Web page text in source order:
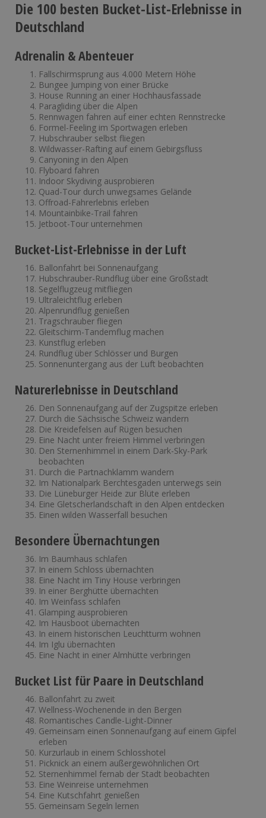
Die 100 besten Bucket-List-Erlebnisse in
Deutschland
Adrenalin & Abenteuer
Fallschirmsprung aus 4.000 Metern Höhe
Bungee Jumping von einer Brücke
House Running an einer Hochhausfassade
Paragliding über die Alpen
Rennwagen fahren auf einer echten Rennstrecke
Formel-Feeling im Sportwagen erleben
Hubschrauber selbst fliegen
Wildwasser-Rafting auf einem Gebirgsfluss
Canyoning in den Alpen
Flyboard fahren
Indoor Skydiving ausprobieren
Quad-Tour durch unwegsames Gelände
Offroad-Fahrerlebnis erleben
Mountainbike-Trail fahren
Jetboot-Tour unternehmen
Bucket-List-Erlebnisse in der Luft
Ballonfahrt bei Sonnenaufgang
Hubschrauber-Rundflug über eine Großstadt
Segelflugzeug mitfliegen
Ultraleichtflug erleben
Alpenrundflug genießen
Tragschrauber fliegen
Gleitschirm-Tandemflug machen
Kunstflug erleben
Rundflug über Schlösser und Burgen
Sonnenuntergang aus der Luft beobachten
Naturerlebnisse in Deutschland
Den Sonnenaufgang auf der Zugspitze erleben
Durch die Sächsische Schweiz wandern
Die Kreidefelsen auf Rügen besuchen
Eine Nacht unter freiem Himmel verbringen
Den Sternenhimmel in einem Dark-Sky-Park
beobachten
Durch die Partnachklamm wandern
Im Nationalpark Berchtesgaden unterwegs sein
Die Lüneburger Heide zur Blüte erleben
Eine Gletscherlandschaft in den Alpen entdecken
Einen wilden Wasserfall besuchen
Besondere Übernachtungen
Im Baumhaus schlafen
In einem Schloss übernachten
Eine Nacht im Tiny House verbringen
In einer Berghütte übernachten
Im Weinfass schlafen
Glamping ausprobieren
Im Hausboot übernachten
In einem historischen Leuchtturm wohnen
Im Iglu übernachten
Eine Nacht in einer Almhütte verbringen
Bucket List für Paare in Deutschland
Ballonfahrt zu zweit
Wellness-Wochenende in den Bergen
Romantisches Candle-Light-Dinner
Gemeinsam einen Sonnenaufgang auf einem Gipfel
erleben
Kurzurlaub in einem Schlosshotel
Picknick an einem außergewöhnlichen Ort
Sternenhimmel fernab der Stadt beobachten
Eine Weinreise unternehmen
Eine Kutschfahrt genießen
Gemeinsam Segeln lernen